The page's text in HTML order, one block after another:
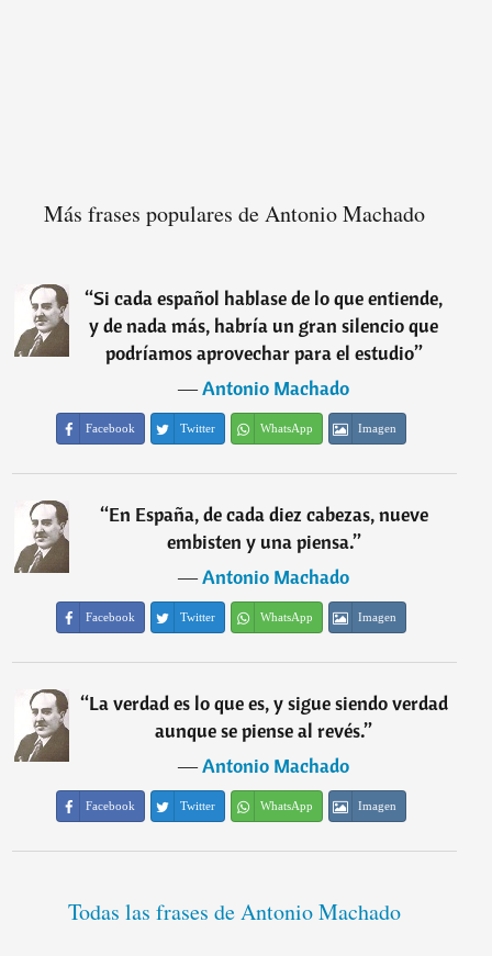
Más frases populares de Antonio Machado
“Si cada español hablase de lo que entiende,
y de nada más, habría un gran silencio que
podríamos aprovechar para el estudio”
―Antonio Machado
Facebook Twitter WhatsApp Imagen
“En España, de cada diez cabezas, nueve
embisten y una piensa.”
―Antonio Machado
Facebook Twitter WhatsApp Imagen
“La verdad es lo que es, y sigue siendo verdad
aunque se piense al revés.”
―Antonio Machado
Facebook Twitter WhatsApp Imagen
Todas las frases de Antonio Machado